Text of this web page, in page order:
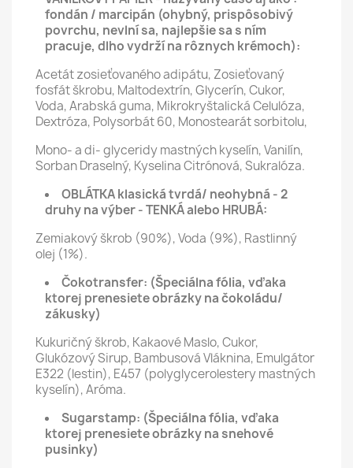
fondán / marcipán (ohybný, prispôsobivý
povrchu, nevlní sa, najlepšie sa s ním
pracuje, dlho vydrží na rôznych krémoch):
Acetát zosieťovaného adipátu, Zosieťovaný
fosfát škrobu, Maltodextrín, Glycerín, Cukor,
Voda, Arabská guma, Mikrokryštalická Celulóza,
Dextróza, Polysorbát 60, Monostearát sorbitolu,
Mono- a di- glyceridy mastných kyselín, Vanilín,
Sorban Draselný, Kyselina Citrónová, Sukralóza.
OBLÁTKA klasická tvrdá/ neohybná - 2
druhy na výber - TENKÁ alebo HRUBÁ:
Zemiakový škrob (90%), Voda (9%), Rastlinný
olej (1%).
Čokotransfer: (Špeciálna fólia, vďaka
ktorej prenesiete obrázky na čokoládu/
zákusky)
Kukuričný škrob, Kakaové Maslo, Cukor,
Glukózový Sirup, Bambusová Vláknina, Emulgátor
E322 (lestin), E457 (polyglycerolestery mastných
kyselín), Aróma.
Sugarstamp: (Špeciálna fólia, vďaka
ktorej prenesiete obrázky na snehové
pusinky)